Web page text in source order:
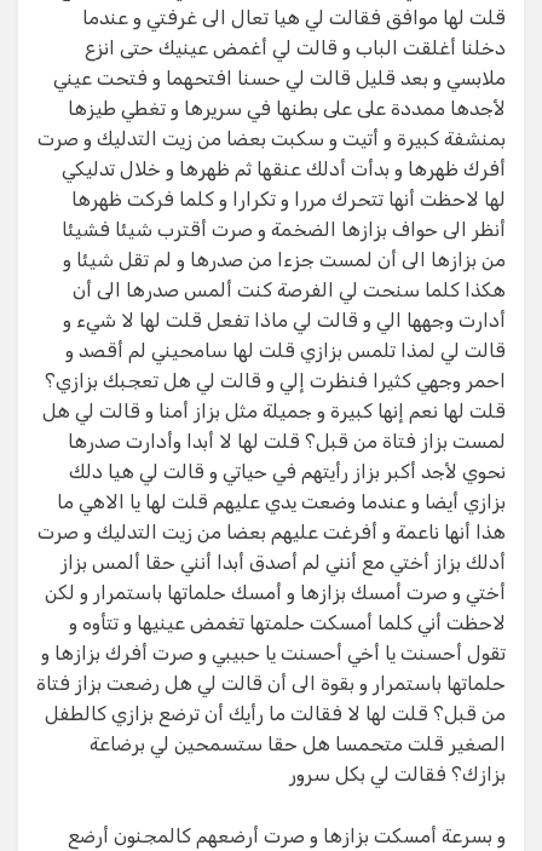
قلت لها موافق فقالت لي هيا تعال الى غرفتي و عندما
دخلنا أغلقت الباب و قالت لي أغمض عينيك حتى انزع
ملابسي و بعد قليل قالت لي حسنا افتحهما و فتحت عيني
لأجدها ممددة على على بطنها في سريرها و تغطي طيزها
بمنشفة كبيرة و أتيت و سكبت بعضا من زيت التدليك و صرت
أفرك ظهرها و بدأت أدلك عنقها ثم ظهرها و خلال تدليكي
لها لاحظت أنها تتحرك مررا و تكرارا و كلما فركت ظهرها
أنظر الى حواف بزازها الضخمة و صرت أقترب شيئا فشيئا
من بزازها الى أن لمست جزءا من صدرها و لم تقل شيئا و
هكذا كلما سنحت لي الفرصة كنت ألمس صدرها الى أن
أدارت وجهها الي و قالت لي ماذا تفعل قلت لها لا شيء و
قالت لي لمذا تلمس بزازي قلت لها سامحيني لم أقصد و
احمر وجهي كثيرا فنظرت إلي و قالت لي هل تعجبك بزازي؟
قلت لها نعم إنها كبيرة و جميلة مثل بزاز أمنا و قالت لي هل
لمست بزاز فتاة من قبل؟ قلت لها لا أبدا وأدارت صدرها
نحوي لأجد أكبر بزاز رأيتهم في حياتي و قالت لي هيا دلك
بزازي أيضا و عندما وضعت يدي عليهم قلت لها يا الاهي ما
هذا أنها ناعمة و أفرغت عليهم بعضا من زيت التدليك و صرت
أدلك بزاز أختي مع أنني لم أصدق أبدا أنني حقا ألمس بزاز
أختي و صرت أمسك بزازها و أمسك حلماتها باستمرار و لكن
لاحظت أني كلما أمسكت حلمتها تغمض عينيها و تتأوه و
تقول أحسنت يا أخي أحسنت يا حبيبي و صرت أفرك بزازها و
حلماتها باستمرار و بقوة الى أن قالت لي هل رضعت بزاز فتاة
من قبل؟ قلت لها لا فقالت ما رأيك أن ترضع بزازي كالطفل
الصغير قلت متحمسا هل حقا ستسمحين لي برضاعة
بزازك؟ فقالت لي بكل سرور
و بسرعة أمسكت بزازها و صرت أرضعهم كالمجنون أرضع